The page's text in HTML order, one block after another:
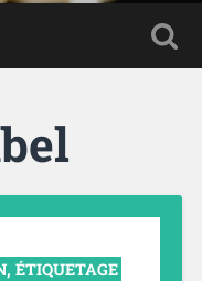
, ÉTIQUETAGE